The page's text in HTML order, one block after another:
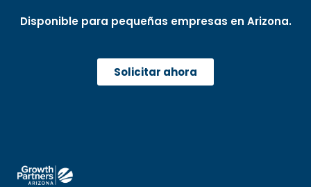
Disponible para pequeñas empresas en Arizona.
Solicitar ahora